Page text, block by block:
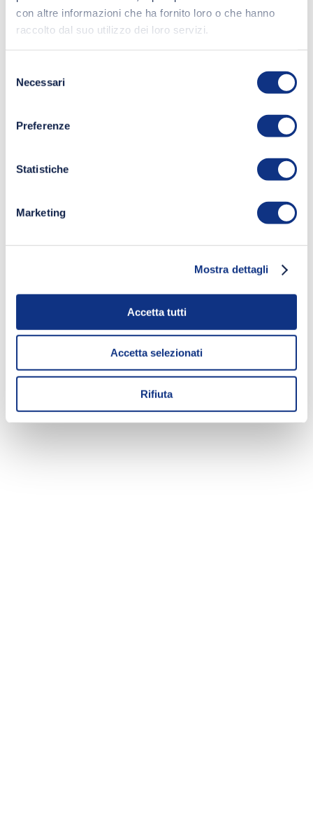
con altre informazioni che ha fornito loro o che hanno
raccolto dal suo utilizzo dei loro servizi.
delNecessari
Preferenze
Statistiche
Marketing
Mostra dettagli
Accetta tutti
Accetta selezionati
Rifiuta